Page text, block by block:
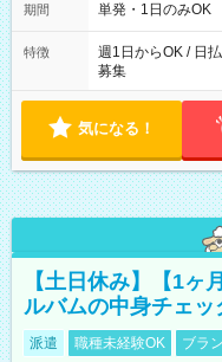
期間 単発・1日のみOK
特徴
週1日からOK / 日
募集
気になる！
【土日休み】【1ヶ
ルバムの中身チェッ
派遣 職種未経験OK ブラ